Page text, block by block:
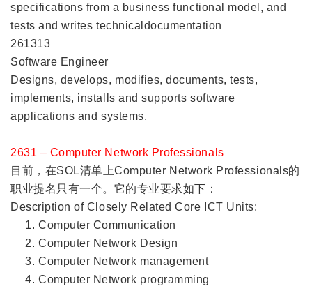
specifications from a business functional model, and
tests and writes technicaldocumentation
261313
Software Engineer
Designs, develops, modifies, documents, tests,
implements, installs and supports software
applications and systems.
2631 – Computer Network Professionals
目前，在SOL清单上Computer Network Professionals的
职业提名只有一个。它的专业要求如下：
Description of Closely Related Core ICT Units:
Computer Communication
Computer Network Design
Computer Network management
Computer Network programming